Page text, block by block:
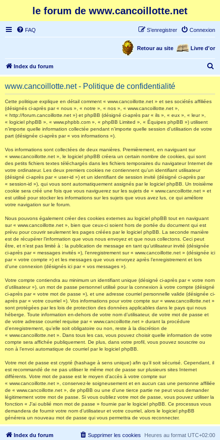
le forum de www.cancoillotte.net
FAQ Connexion
S’enregistrer
Livre d'or
Retour au site
Index du forum
e
www.cancoillotte.net - Politique de confidentialité
Cette politique explique en détail comment « www.cancoillotte.net » et ses sociétés affiliées
(désignés ci-après par « nous », « notre », « nos », « www.cancoillotte.net »,
« http://forum.cancoillotte.net ») et phpBB (désigné ci-après par « ils », « eux », « leur »,
« logiciel phpBB », « www.phpbb.com », « phpBB Limited », « Équipes phpBB ») utilisent
n’importe quelle information collectée pendant n’importe quelle session d’utilisation de votre
part (désignée ci-après par « vos informations »).
Vos informations sont collectées de deux manières. Premièrement, en naviguant sur
« www.cancoillotte.net », le logiciel phpBB créera un certain nombre de cookies, qui sont
des petits fichiers textes téléchargés dans les fichiers temporaires du navigateur Internet de
votre ordinateur. Les deux premiers cookies ne contiennent qu’un identifiant utilisateur
(désigné ci-après par « user-id ») et un identifiant de session invité (désigné ci-après par
« session-id »), qui vous sont automatiquement assignés par le logiciel phpBB. Un troisième
cookie sera créé une fois que vous naviguerez sur les sujets de « www.cancoillotte.net » et
est utilisé pour stocker les informations sur les sujets que vous avez lus, ce qui améliore
votre navigation sur le forum.
Nous pouvons également créer des cookies externes au logiciel phpBB tout en naviguant
sur « www.cancoillotte.net », bien que ceux-ci soient hors de portée du document qui est
prévu pour couvrir seulement les pages créées par le logiciel phpBB. La seconde manière
est de récupérer l’information que vous nous envoyez et que nous collectons. Ceci peut
être, et n’est pas limité à : la publication de message en tant qu’utilisateur invité (désignée
ci-après par « messages invités »), l’enregistrement sur « www.cancoillotte.net » (désignée ici
par « votre compte ») et les messages que vous envoyez après l’enregistrement et lors
d’une connexion (désignés ici par « vos messages »).
Votre compte contiendra au minimum un identifiant unique (désigné ci-après par « votre nom
d’utilisateur »), un mot de passe personnel utilisé pour la connexion à votre compte (désigné
ci-après par « votre mot de passe »), et une adresse courriel personnelle valide (désignée ci-
après par « votre courriel »). Vos informations pour votre compte sur « www.cancoillotte.net »
sont protégées par les lois de protection des données applicables dans le pays qui nous
héberge. Toute information en-dehors de votre nom d’utilisateur, de votre mot de passe et
de votre adresse courriel requise par « www.cancoillotte.net » durant la procédure
d’enregistrement, qu’elle soit obligatoire ou non, reste à la discrétion de
« www.cancoillotte.net ». Dans tous les cas, vous pouvez choisir quelle information de votre
compte sera affichée publiquement. De plus, dans votre profil, vous pouvez souscrire ou
non à l’envoi automatique de courriel par le logiciel phpBB.
Votre mot de passe est crypté (hashage à sens unique) afin qu’il soit sécurisé. Cependant, il
est recommandé de ne pas utiliser le même mot de passe sur plusieurs sites Internet
différents. Votre mot de passe est le moyen d’accès à votre compte sur
« www.cancoillotte.net », conservez-le soigneusement et en aucun cas une personne affiliée
de « www.cancoillotte.net », de phpBB ou une d’une tierce partie ne peut vous demander
légitimement votre mot de passe. Si vous oubliez votre mot de passe, vous pouvez utiliser la
fonction « J’ai oublié mon mot de passe » fournie par le logiciel phpBB. Ce processus vous
demandera de fournir votre nom d’utilisateur et votre courriel, alors le logiciel phpBB
générera un nouveau mot de passe qui vous permettra de vous reconnecter.
Index du forum Heures au format UTC+02:00
Supprimer les cookies